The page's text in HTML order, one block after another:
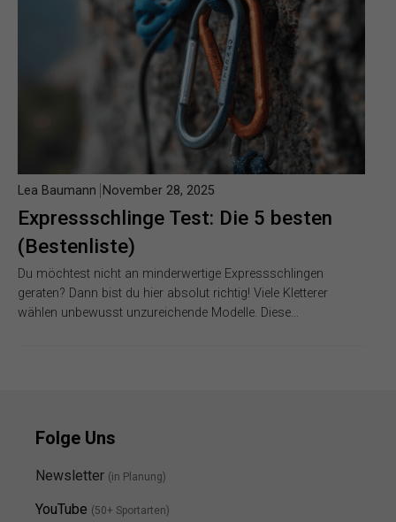
Expressschlinge Test: Die 5 besten
(Bestenliste)
Lea Baumann November 28, 2025
Du möchtest nicht an minderwertige Expressschlingen
geraten? Dann bist du hier absolut richtig! Viele Kletterer
wählen unbewusst unzureichende Modelle. Diese…
Folge Uns
Newsletter (in Planung)
YouTube (50+ Sportarten)